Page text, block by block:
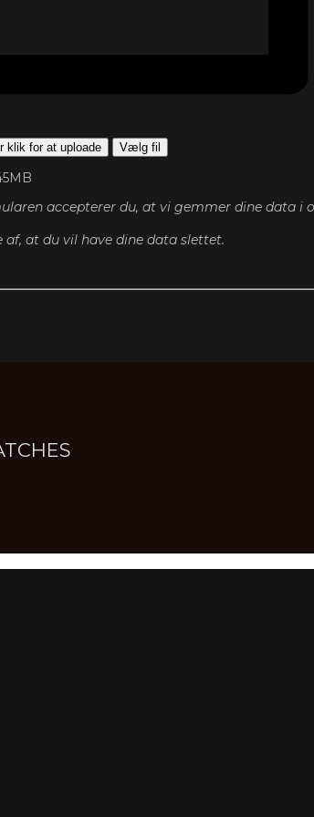
klik for at uploade Vælg fil
accepterer du, at vi gemmer dine data i
at du vil have dine data slettet.